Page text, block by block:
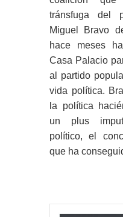
tránsfuga del
Miguel Bravo
hace meses
Casa Palacio
al partido
vida política.
la política
un plus
político, el
que ha